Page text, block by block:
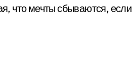
что мечты сбываются, если